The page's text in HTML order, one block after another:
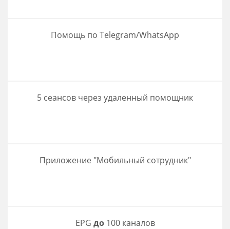
Помощь по Telegram/WhatsApp
5 сеансов через удаленный помощник
Приложение "Мобильный сотрудник"
EPG до100 каналов